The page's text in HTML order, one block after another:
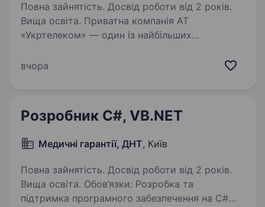
Повна зайнятість. Досвід роботи від 2 років.
Вища освіта. Приватна компанія АТ
«Укртелеком» — один із найбільших
Ми забезпечуємо наших клієнтів надійним
вчора
Розробник C#, VB.NET
Медичні гарантії, ДНТ, Київ
Повна зайнятість. Досвід роботи від 2 років.
Вища освіта. Обов’язки: Розробка та
підтримка програмного забезпечення на C#